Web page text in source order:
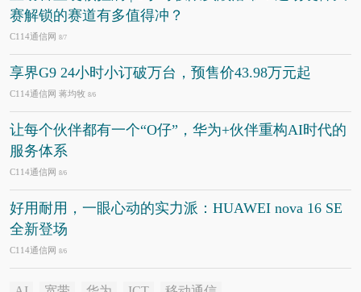
赛解锁的赛道有多值得冲？
C114通信网 8/7
享界G9 24小时小订破万台，预售价43.98万元起
C114通信网 蒋均牧 8/6
让每个伙伴都有一个“O仔”，华为+伙伴重构AI时代的
服务体系
C114通信网 8/6
好用耐用，一眼心动的实力派：HUAWEI nova 16 SE
全新登场
C114通信网 8/6